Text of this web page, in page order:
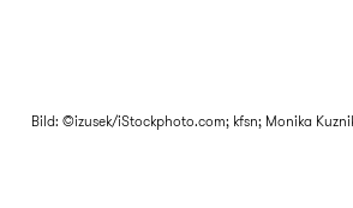
Bild: ©izusek/iStockphoto.com; kfsn; Monika